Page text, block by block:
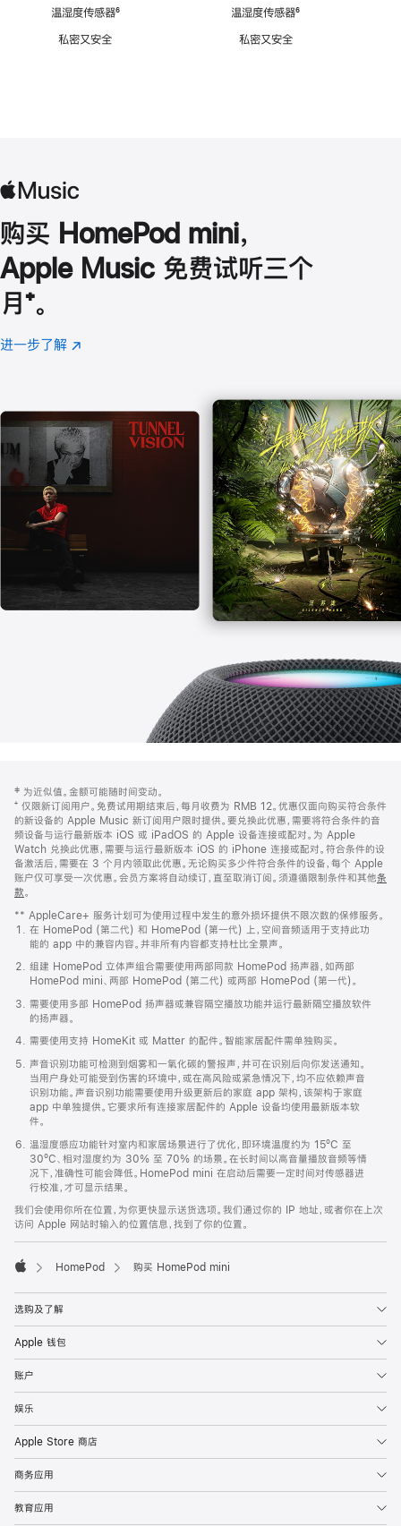
温湿度传感器脚
⁶
私密又安全
温湿度传感器脚
⁶
私密又安全
购买 HomePod mini，
Apple Music 免费试听三个
月 脚
注
⁺。
进一步了解 Apple
(在
口
中
打
开)
页
页
脚
注
‡ 为近似值。金额可能随时间变动。
⁺ 仅限新订阅用户。免费试用期结束后，每月收费为 RMB 12。优惠仅面向购买符合条件
的新设备的 Apple Music 新订阅用户限时提供。要兑换此优惠，需要将符合条件的音
频设备与运行最新版本 iOS 或 iPadOS 的 Apple 设备连接或配对。为 Apple
Watch 兑换此优惠，需要与运行最新版本 iOS 的 iPhone 连接或配对。符合条件的设
备激活后，需要在 3 个月内领取此优惠。无论购买多少件符合条件的设备，每个 Apple
账户仅可享受一次优惠。会员方案将自动续订，直至取消订阅。须遵循限制条件和其他条
款。
窗
口
中
打
开)
** AppleCare+ 服务计划可为使用过程中发生的意外损坏提供不限次数的保修服务。
在 HomePod (第二代) 和 HomePod (第一代) 上，空间音频适用于支持此功
能的 app 中的兼容内容。并非所有内容都支持杜比全景声。
组建 HomePod 立体声组合需要使用两部同款 HomePod 扬声器，如两部
HomePod mini、两部 HomePod (第二代) 或两部 HomePod (第一代)。
需要使用多部 HomePod 扬声器或兼容隔空播放功能并运行最新隔空播放软件
的扬声器。
需要使用支持 HomeKit 或 Matter 的配件。智能家居配件需单独购买。
声音识别功能可检测到烟雾和一氧化碳的警报声，并可在识别后向你发送通知。
当用户身处可能受到伤害的环境中，或在高风险或紧急情况下，均不应依赖声音
识别功能。声音识别功能需要使用升级更新后的家庭 app 架构，该架构于家庭
app 中单独提供。它要求所有连接家居配件的 Apple 设备均使用最新版本软
件。
温湿度感应功能针对室内和家居场景进行了优化，即环境温度约为 15ºC 至
30ºC、相对湿度约为 30% 至 70% 的场景。在长时间以高音量播放音频等情
况下，准确性可能会降低。HomePod mini 在启动后需要一定时间对传感器进
行校准，才可显示结果。
我们会使用你所在位置，为你更快显示送货选项。我们通过你的 IP 地址，或者你在上次
访问 Apple 网站时输入的位置信息，找到了你的位置。
HomePod 购买 HomePod mini
选购及了解
Apple 钱包
账户
娱乐
Apple Store 商店
商务应用
教育应用